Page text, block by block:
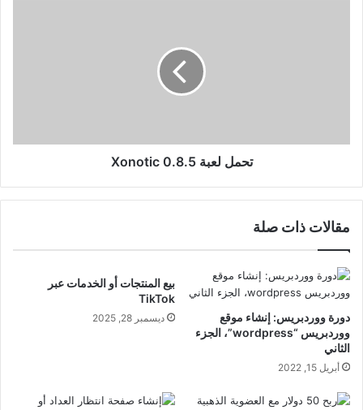
تحمل لعبة Xonotic 0.8.5
مقالات ذات صلة
دورة ووردبريس: إنشاء موقع
ووردبريس “wordpress”، الجزء
الثاني
أبريل 15, 2022
بيع المنتجات أو الخدمات عبر
TikTok
ديسمبر 28, 2025